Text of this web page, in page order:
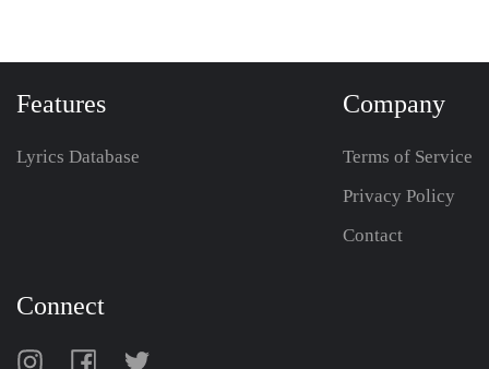
Features
Lyrics Database
Company
Terms of Service
Privacy Policy
Contact
Connect